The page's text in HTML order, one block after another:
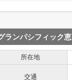
ランパシフィック
所在地
交通